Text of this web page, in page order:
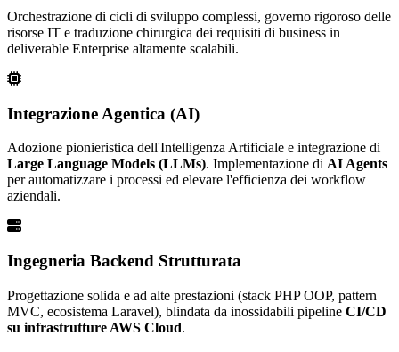
Orchestrazione di cicli di sviluppo complessi, governo rigoroso delle
risorse IT e traduzione chirurgica dei requisiti di business in
deliverable Enterprise altamente scalabili.
Integrazione Agentica (AI)
Adozione pionieristica dell'Intelligenza Artificiale e integrazione di
Large Language Models (LLMs). Implementazione di AI Agents
per automatizzare i processi ed elevare l'efficienza dei workflow
aziendali.
Ingegneria Backend Strutturata
Progettazione solida e ad alte prestazioni (stack PHP OOP, pattern
MVC, ecosistema Laravel), blindata da inossidabili pipeline CI/CD
su infrastrutture AWS Cloud.